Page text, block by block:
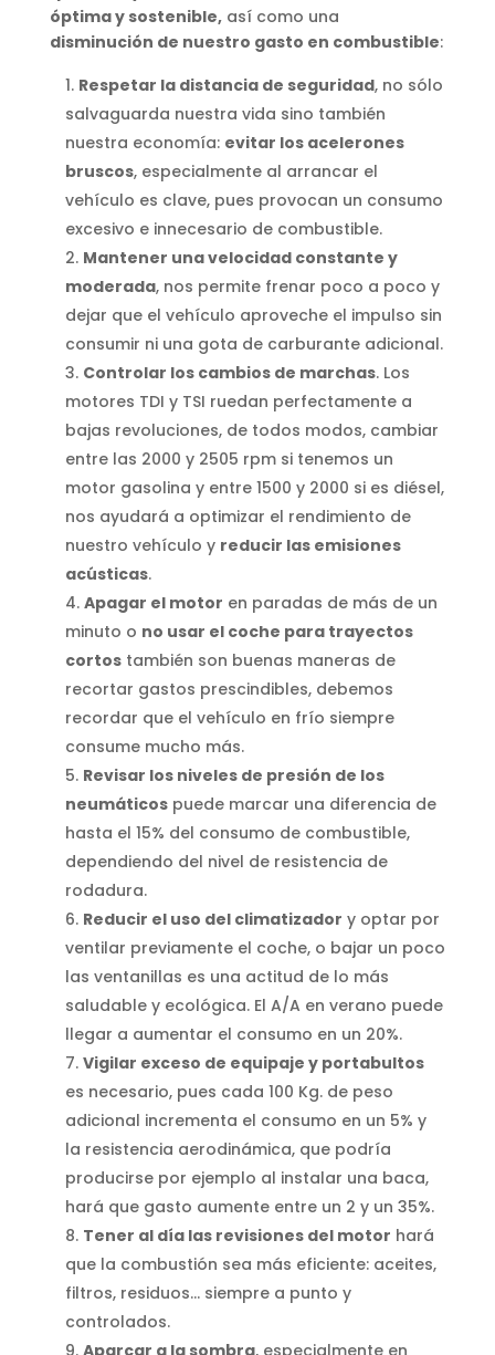
óptima y sostenible,así como una
disminución de nuestro gasto en combustible:
Respetar la distancia de seguridad, no sólo
salvaguarda nuestra vida sino también
nuestra economía: evitar los acelerones
bruscos, especialmente al arrancar el
vehículo es clave, pues provocan un consumo
excesivo e innecesario de combustible.
Mantener una velocidad constante y
moderada, nos permite frenar poco a poco y
dejar que el vehículo aproveche el impulso sin
consumir ni una gota de carburante adicional.
Controlar los cambios de marchas. Los
motores TDI y TSI ruedan perfectamente a
bajas revoluciones, de todos modos, cambiar
entre las 2000 y 2505 rpm si tenemos un
motor gasolina y entre 1500 y 2000 si es diésel,
nos ayudará a optimizar el rendimiento de
nuestro vehículo y reducir las emisiones
acústicas.
Apagar el motor en paradas de más de un
minuto o no usar el coche para trayectos
cortostambién son buenas maneras de
recortar gastos prescindibles, debemos
recordar que el vehículo en frío siempre
consume mucho más.
Revisar los niveles de presión de los
neumáticospuede marcar una diferencia de
hasta el 15% del consumo de combustible,
dependiendo del nivel de resistencia de
rodadura.
Reducir el uso del climatizador y optar por
ventilar previamente el coche, o bajar un poco
las ventanillas es una actitud de lo más
saludable y ecológica. El A/A en verano puede
llegar a aumentar el consumo en un 20%.
Vigilar exceso de equipaje y portabultos
es necesario, pues cada 100 Kg. de peso
adicional incrementa el consumo en un 5% y
la resistencia aerodinámica, que podría
producirse por ejemplo al instalar una baca,
hará que gasto aumente entre un 2 y un 35%.
Tener al día las revisiones del motor hará
que la combustión sea más eficiente: aceites,
filtros, residuos… siempre a punto y
controlados.